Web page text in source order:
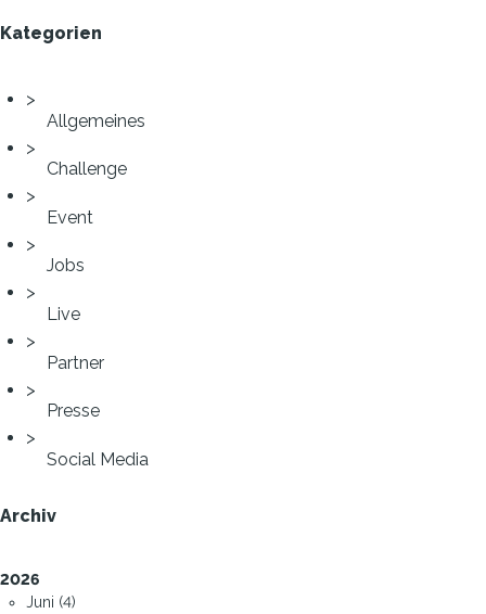
Kategorien
Allgemeines
Challenge
Event
Jobs
Live
Partner
Presse
Social Media
Archiv
2026
Juni (4)